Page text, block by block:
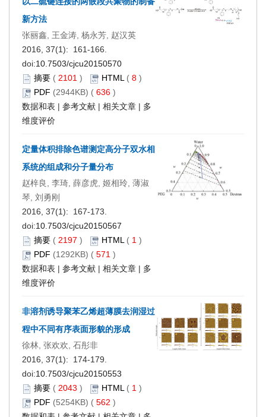
新方法
张丽鑫, 王金涛, 杨永芳, 赵汉英
2016, 37(1): 161-166.
doi:10.7503/cjcu20150570
摘要 ( 2101 ) HTML( 8 )
PDF (2944KB) ( 636 )
数据和表 | 参考文献 | 相关文章 | 多
维度评价
定量体积排除色谱测定高分子双水相
系统的组成和分子量分布
赵梓良, 李琦, 薛彦虎, 姬相玲, 薄淑
琴, 刘勇刚
2016, 37(1): 167-173.
doi:10.7503/cjcu20150567
摘要 ( 2197 ) HTML( 1 )
PDF (1292KB) ( 571 )
数据和表 | 参考文献 | 相关文章 | 多
维度评价
非溶剂诱导聚苯乙烯超薄膜去润湿过
程中不同有序表面形貌的形成
徐林, 张欢欢, 石彤非
2016, 37(1): 174-179.
doi:10.7503/cjcu20150553
摘要 ( 2043 ) HTML( 1 )
PDF (5254KB) ( 562 )